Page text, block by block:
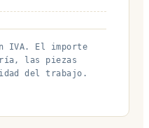
IVA. El importe
las piezas
del trabajo.